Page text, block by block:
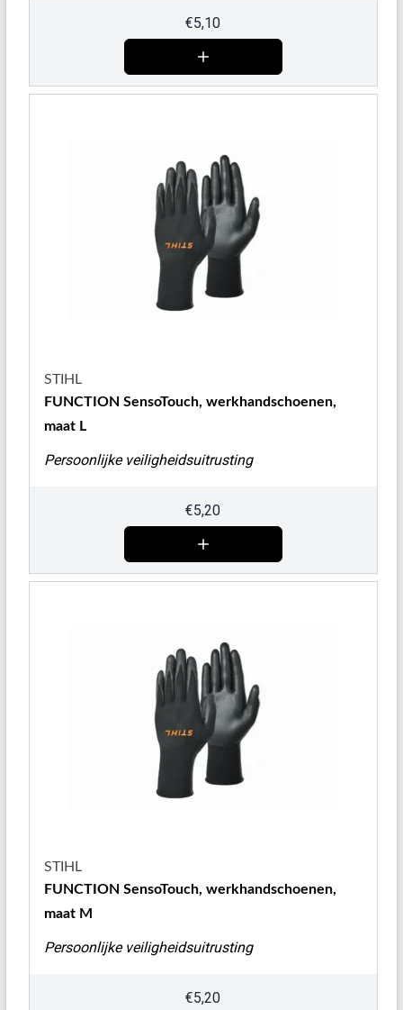
€5,10
STIHL
FUNCTION SensoTouch, werkhandschoenen,
maat L
Persoonlijke veiligheidsuitrusting
€5,20
STIHL
FUNCTION SensoTouch, werkhandschoenen,
maat M
Persoonlijke veiligheidsuitrusting
€5,20